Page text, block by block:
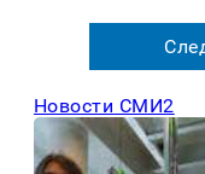
Новости СМИ2